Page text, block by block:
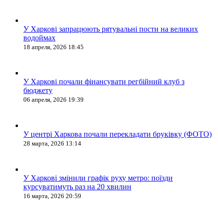
У Харкові запрацюють рятувальні пости на великих
водоймах
18 апреля, 2026 18:45
У Харкові почали фінансувати регбійний клуб з
бюджету
06 апреля, 2026 19:39
У центрі Харкова почали перекладати бруківку (ФОТО)
28 марта, 2026 13:14
У Харкові змінили графік руху метро: поїзди
курсуватимуть раз на 20 хвилин
16 марта, 2026 20:59